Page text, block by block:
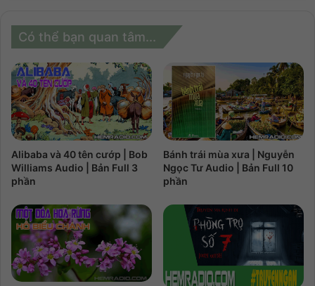
Có thể bạn quan tâm...
Alibaba và 40 tên cướp | Bob
Williams Audio | Bản Full 3
phần
Bánh trái mùa xưa | Nguyễn
Ngọc Tư Audio | Bản Full 10
phần